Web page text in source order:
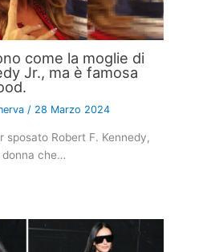
come la moglie di
Jr., ma è famosa
/ 28 Marzo 2024
sposato Robert F. Kennedy,
donna che…